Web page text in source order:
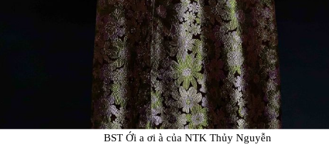
BST Ới a ơi à của NTK Thủy Nguyễn